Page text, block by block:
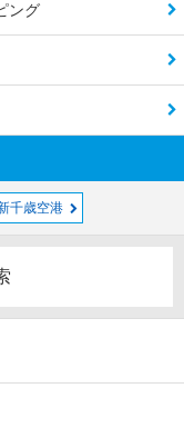
ング
千歳空港